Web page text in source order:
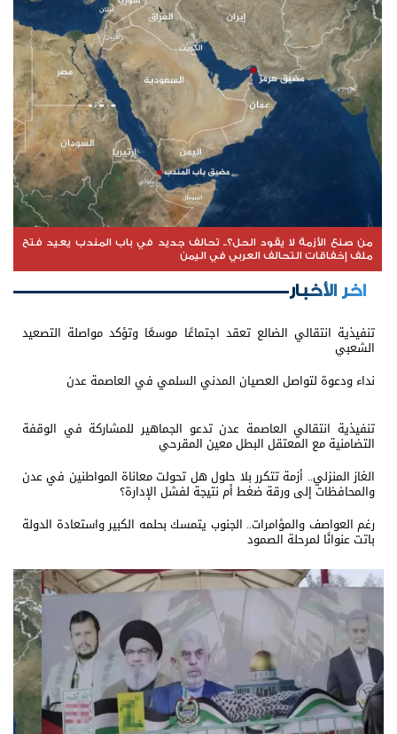
من صنع الأزمة لا يقود الحل؟.. تحالف جديد في باب المندب يعيد فتح
ملف إخفاقات التحالف العربي في اليمن
اخر الأخبار
تنفيذية انتقالي الضالع تعقد اجتماعًا موسعًا وتؤكد مواصلة التصعيد
الشعبي
نداء ودعوة لتواصل العصيان المدني السلمي في العاصمة عدن
تنفيذية انتقالي العاصمة عدن تدعو الجماهير للمشاركة في الوقفة
التضامنية مع المعتقل البطل معين المقرحي
الغاز المنزلي.. أزمة تتكرر بلا حلول هل تحولت معاناة المواطنين في عدن
والمحافظات إلى ورقة ضغط أم نتيجة لفشل الإدارة؟
رغم العواصف والمؤامرات.. الجنوب يتمسك بحلمه الكبير واستعادة الدولة
باتت عنوانًا لمرحلة الصمود